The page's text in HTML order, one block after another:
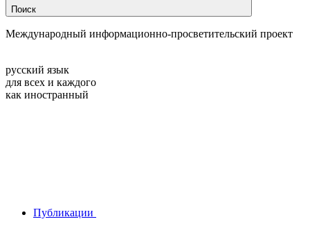
Поиск
Международный информационно-просветительский проект
русский язык
для всех и каждого
как иностранный
Публикации